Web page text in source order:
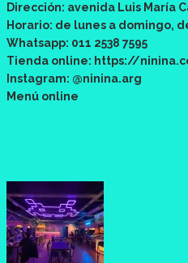
Dirección: avenida Luis María
Horario: de lunes a domingo,
Whatsapp: 011 2538 7595
Tienda online: https://
Instagram: @ninina.arg
Menú online